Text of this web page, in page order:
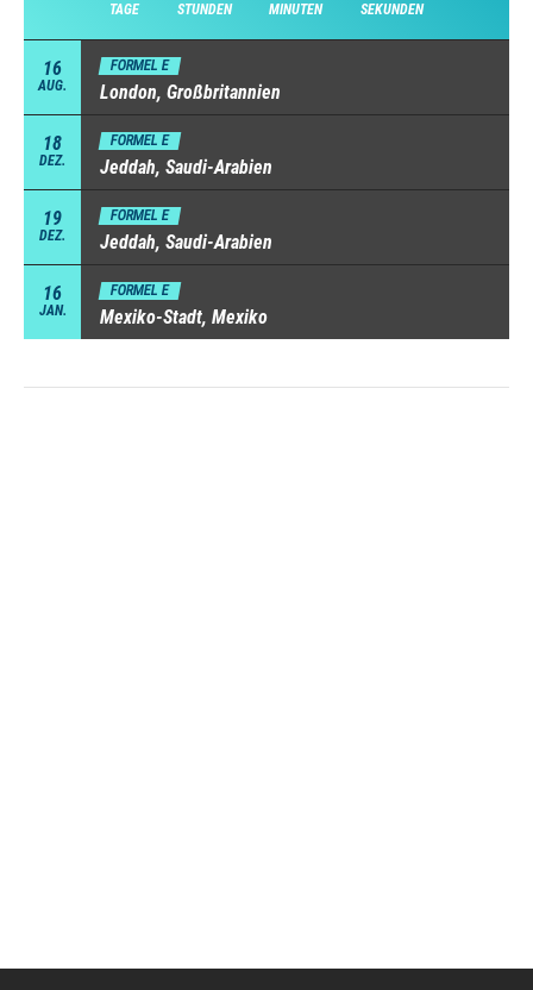
TAGE STUNDEN MINUTEN SEKUNDEN
16
AUG.
FORMEL E
London, Großbritannien
18
DEZ.
FORMEL E
Jeddah, Saudi-Arabien
19
DEZ.
FORMEL E
Jeddah, Saudi-Arabien
16
JAN.
FORMEL E
Mexiko-Stadt, Mexiko